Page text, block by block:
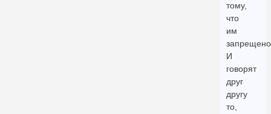
тому,
что
им
И
говорят
друг
другу
то,